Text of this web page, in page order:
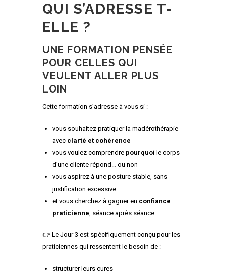
QUI S’ADRESSE T-
ELLE ?
UNE FORMATION PENSÉE
POUR CELLES QUI
VEULENT ALLER PLUS
LOIN
Cette formation s’adresse à vous si :
vous souhaitez pratiquer la madérothérapie
avec clarté et cohérence
vous voulez comprendre pourquoi le corps
d’une cliente répond… ou non
vous aspirez à une posture stable, sans
justification excessive
et vous cherchez à gagner en confiance
praticienne , séance après séance
👉 Le Jour 3 est spécifiquement conçu pour les
praticiennes qui ressentent le besoin de :
structurer leurs cures